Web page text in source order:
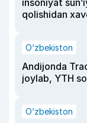
qolishidan
O‘zbekiston
Andijonda
joylab, YTH
O‘zbekiston